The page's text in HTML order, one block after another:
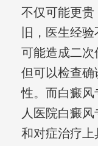
不仅可能更
旧，医生经
可能造成二次
但可以检查
性。而白癜风
人医院白癜
和对症治疗上